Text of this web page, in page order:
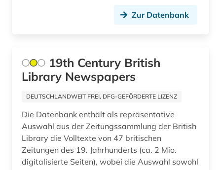
bühnenwerk (1)
cd-rom (1)
charles (1809-1882) (1)
Zur Datenbank
19th Century British
Library Newspapers
DEUTSCHLANDWEIT FREI, DFG-GEFÖRDERTE LIZENZ
Die Datenbank enthält als repräsentative
Auswahl aus der Zeitungssammlung der British
Library die Volltexte von 47 britischen
Zeitungen des 19. Jahrhunderts (ca. 2 Mio.
digitalisierte Seiten), wobei die Auswahl sowohl